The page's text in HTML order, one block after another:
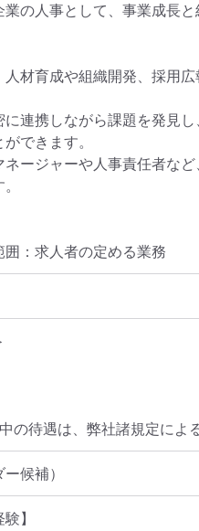
の人事として、事業成長
材育成や組織開発、採用
連携しながら課題を発見
できます。
ージャーや人事責任者な
：求人者の定める業務
の待遇は、弊社諸規定による
候補）
】